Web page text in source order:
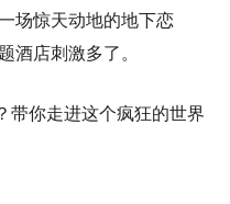
场惊天动地的地下恋
酒店刺激多了。